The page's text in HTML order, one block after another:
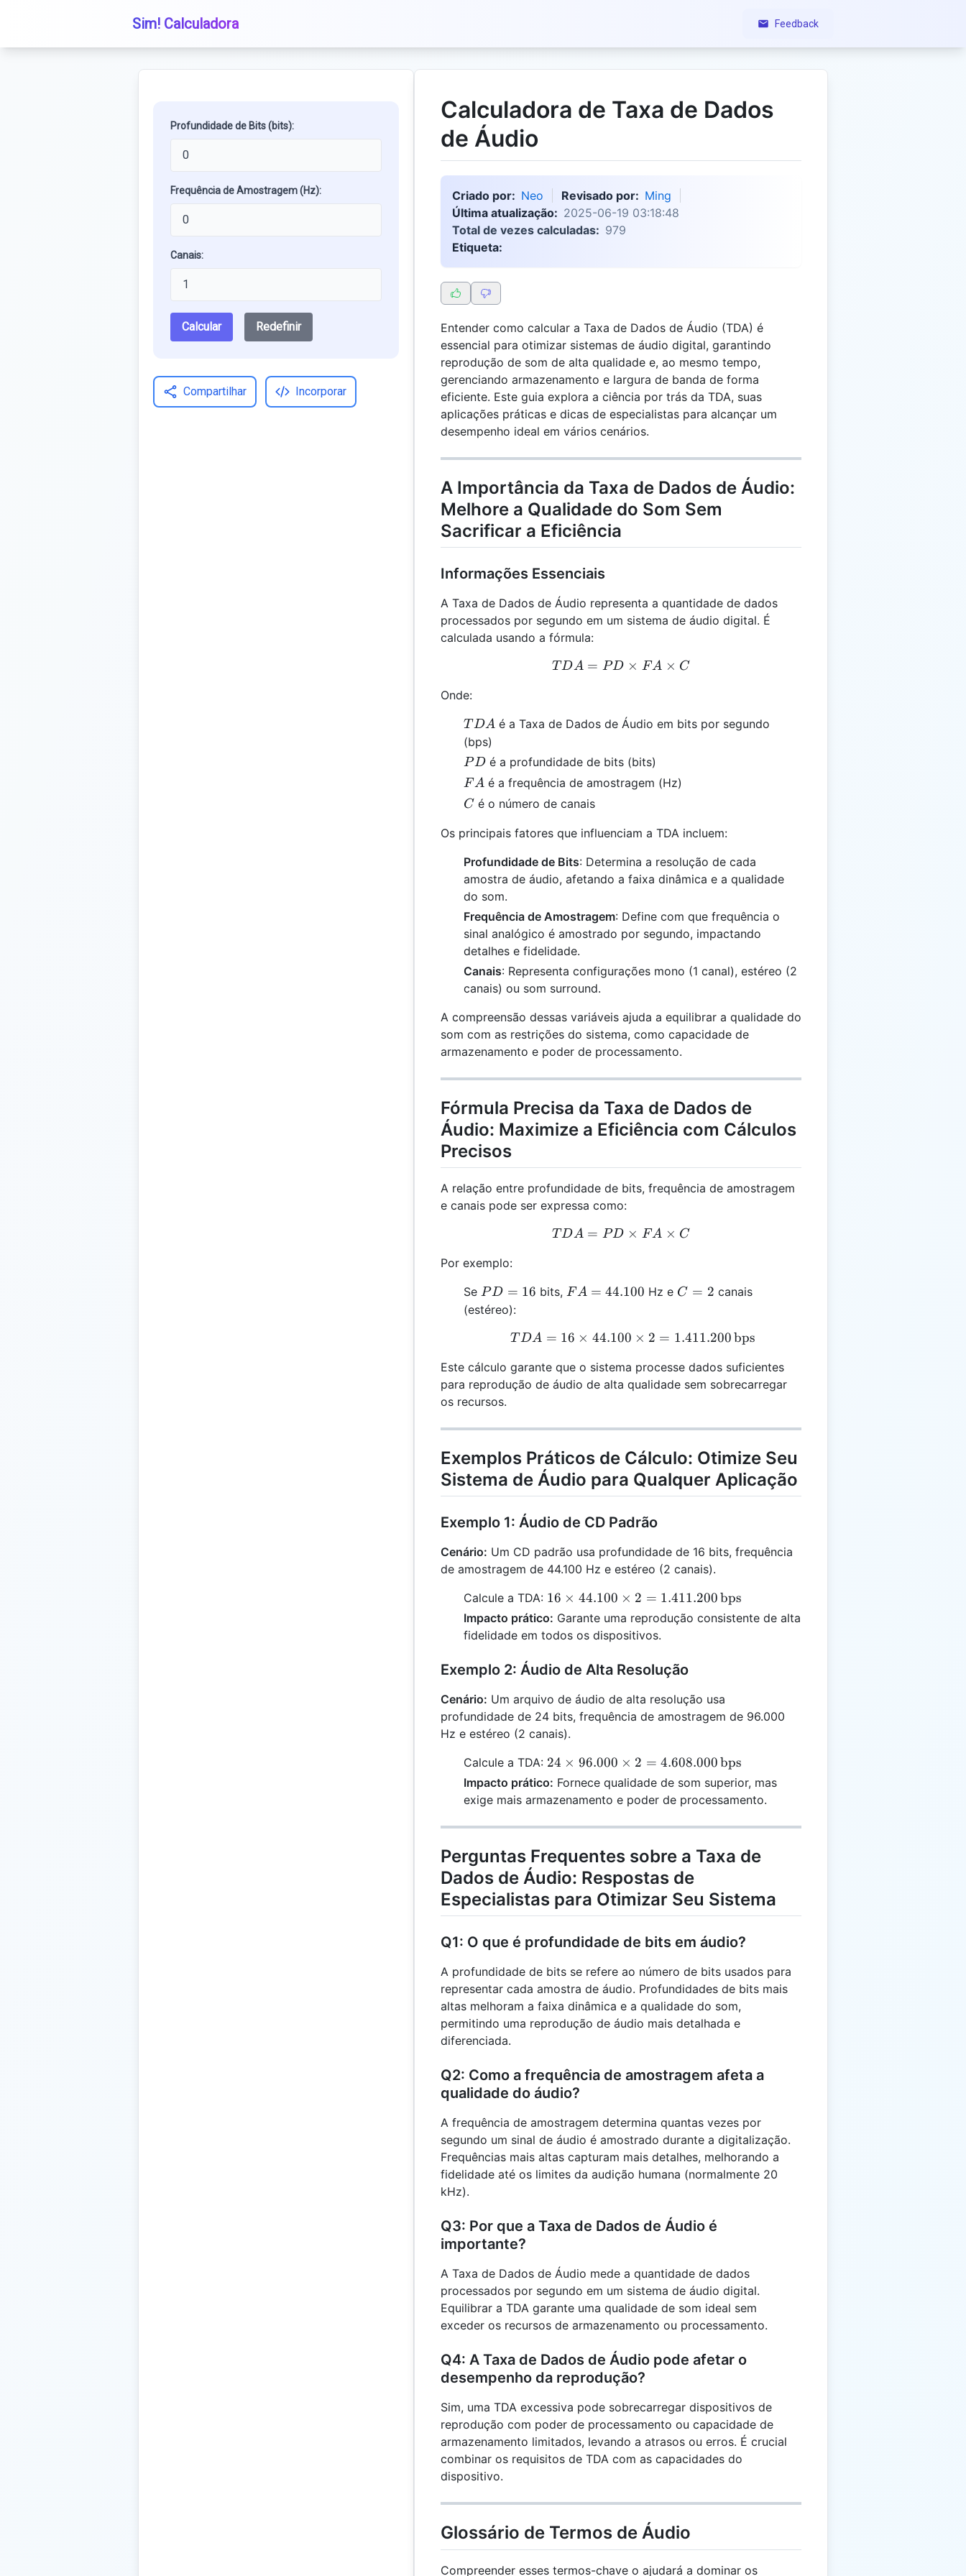
Sim! Calculadora Feedback
Profundidade de Bits (bits):
Frequência de Amostragem (Hz):
Canais:
Calcular Redefinir
Compartilhar Incorporar
Calculadora de Taxa de Dados
de Áudio
Criado por: Neo Revisado por: Ming
Última atualização: 2025-06-19 03:18:48
Total de vezes calculadas: 979
Etiqueta:
Entender como calcular a Taxa de Dados de Áudio (TDA) é
essencial para otimizar sistemas de áudio digital, garantindo
reprodução de som de alta qualidade e, ao mesmo tempo,
gerenciando armazenamento e largura de banda de forma
eficiente. Este guia explora a ciência por trás da TDA, suas
aplicações práticas e dicas de especialistas para alcançar um
desempenho ideal em vários cenários.
A Importância da Taxa de Dados de Áudio:
Melhore a Qualidade do Som Sem
Sacrificar a Eficiência
Informações Essenciais
A Taxa de Dados de Áudio representa a quantidade de dados
processados ​​por segundo em um sistema de áudio digital. É
calculada usando a fórmula:
TDA = PD \times FA \times C
T DA = PD × FA × C
Onde:
TDA
T DA é a Taxa de Dados de Áudio em bits por segundo
(bps)
PD
PD é a profundidade de bits (bits)
FA
F A é a frequência de amostragem (Hz)
C
C é o número de canais
Os principais fatores que influenciam a TDA incluem:
Profundidade de Bits: Determina a resolução de cada
amostra de áudio, afetando a faixa dinâmica e a qualidade
do som.
Frequência de Amostragem: Define com que frequência o
sinal analógico é amostrado por segundo, impactando
detalhes e fidelidade.
Canais: Representa configurações mono (1 canal), estéreo (2
canais) ou som surround.
A compreensão dessas variáveis ​​ajuda a equilibrar a qualidade do
som com as restrições do sistema, como capacidade de
armazenamento e poder de processamento.
Fórmula Precisa da Taxa de Dados de
Áudio: Maximize a Eficiência com Cálculos
Precisos
A relação entre profundidade de bits, frequência de amostragem
e canais pode ser expressa como:
TDA = PD \times FA \times C
T DA = PD × FA × C
Por exemplo:
Se PD
=
PD = 16 bits, FA =
F A = 44.100 Hz e C
C = 2 canais
(estéreo):
TDA = 16 \times 44.100 \times 2 = 1.411.200 \,
T DA = 16 × 44.100 × 2 = 1.411.200bps
Este cálculo garante que o sistema processe dados suficientes
para reprodução de áudio de alta qualidade sem sobrecarregar
os recursos.
Exemplos Práticos de Cálculo: Otimize Seu
Sistema de Áudio para Qualquer Aplicação
Exemplo 1: Áudio de CD Padrão
Cenário: Um CD padrão usa profundidade de 16 bits, frequência
de amostragem de 44.100 Hz e estéreo (2 canais).
Calcule a TDA: 16 \times
44.100
\times 2 =
\,
\text{bps}
16 × 44.100 × 2 = 1.411.200bps
Impacto prático: Garante uma reprodução consistente de alta
fidelidade em todos os dispositivos.
Exemplo 2: Áudio de Alta Resolução
Cenário: Um arquivo de áudio de alta resolução usa
profundidade de 24 bits, frequência de amostragem de 96.000
Hz e estéreo (2 canais).
Calcule a TDA: 24 \times
96.000
\times 2 =
\,
24 × 96.000 × 2 = 4.608.000bps
Impacto prático: Fornece qualidade de som superior, mas
exige mais armazenamento e poder de processamento.
Perguntas Frequentes sobre a Taxa de
Dados de Áudio: Respostas de
Especialistas para Otimizar Seu Sistema
Q1: O que é profundidade de bits em áudio?
A profundidade de bits se refere ao número de bits usados ​​para
representar cada amostra de áudio. Profundidades de bits mais
altas melhoram a faixa dinâmica e a qualidade do som,
permitindo uma reprodução de áudio mais detalhada e
diferenciada.
Q2: Como a frequência de amostragem afeta a
qualidade do áudio?
A frequência de amostragem determina quantas vezes por
segundo um sinal de áudio é amostrado durante a digitalização.
Frequências mais altas capturam mais detalhes, melhorando a
fidelidade até os limites da audição humana (normalmente 20
kHz).
Q3: Por que a Taxa de Dados de Áudio é
importante?
A Taxa de Dados de Áudio mede a quantidade de dados
processados ​​por segundo em um sistema de áudio digital.
Equilibrar a TDA garante uma qualidade de som ideal sem
exceder os recursos de armazenamento ou processamento.
Q4: A Taxa de Dados de Áudio pode afetar o
desempenho da reprodução?
Sim, uma TDA excessiva pode sobrecarregar dispositivos de
reprodução com poder de processamento ou capacidade de
armazenamento limitados, levando a atrasos ou erros. É crucial
combinar os requisitos de TDA com as capacidades do
dispositivo.
Glossário de Termos de Áudio
Compreender esses termos-chave o ajudará a dominar os